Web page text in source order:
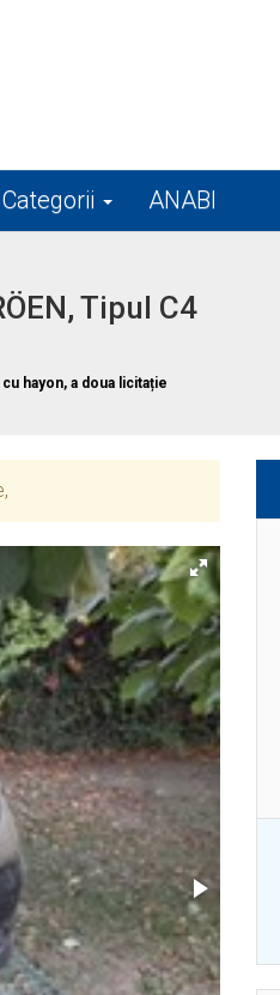
Categorii ANABI
Tipul C4
hayon, a doua licitație